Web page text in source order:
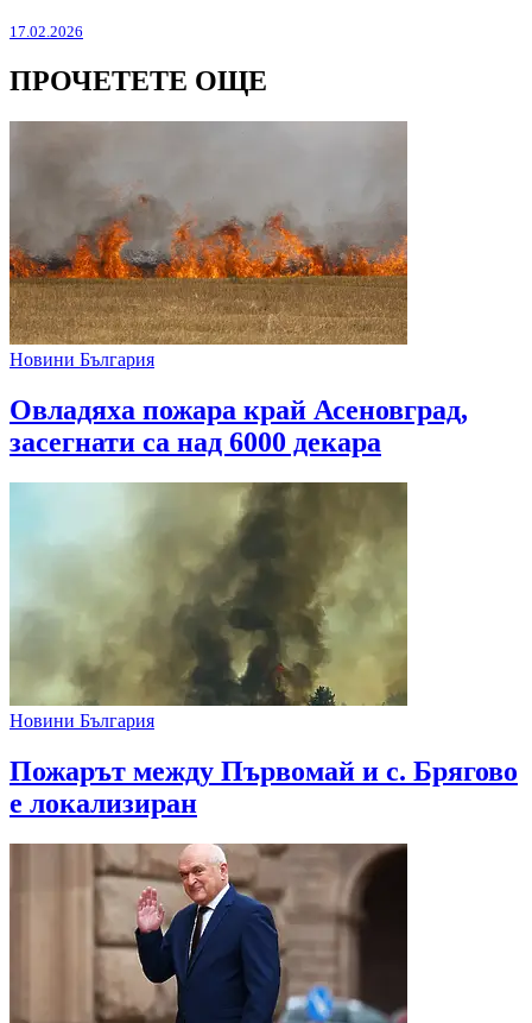
17.02.2026
ПРОЧЕТЕТЕ ОЩЕ
Новини България
Овладяха пожара край Асеновград,
засегнати са над 6000 декара
Новини България
Пожарът между Първомай и с. Брягово
е локализиран